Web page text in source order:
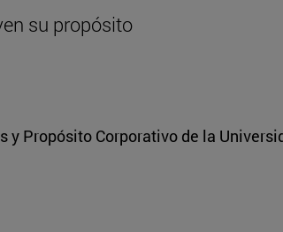
su propósito
Propósito Corporativo de la